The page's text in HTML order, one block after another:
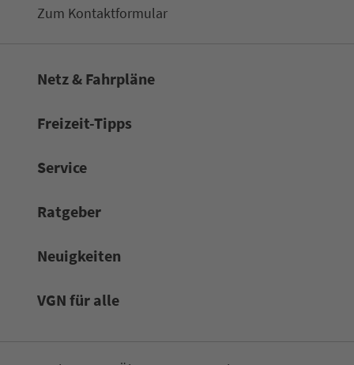
Zum Kon­taktformular
Netz & Fahrpläne
Frei­zeit-Tipps
Service
Rat­ge­ber
Neuigkeiten
VGN für alle